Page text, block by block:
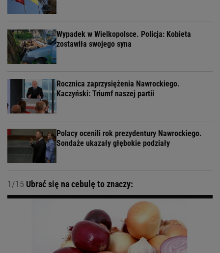
Wypadek w Wielkopolsce. Policja: Kobieta
zostawiła swojego syna
Rocznica zaprzysiężenia Nawrockiego.
Kaczyński: Triumf naszej partii
Polacy ocenili rok prezydentury Nawrockiego.
Sondaże ukazały głębokie podziały
1/15 Ubrać się na cebulę to znaczy: